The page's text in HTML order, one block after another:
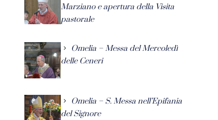
Marziano e apertura della Visita
pastorale
Omelia – Messa del Mercoledì
delle Ceneri
Omelia – S. Messa nell’Epifania
del Signore